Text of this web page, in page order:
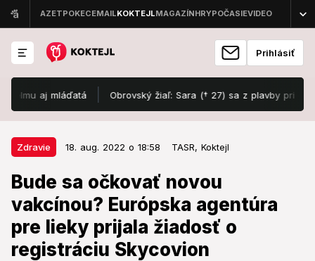
Prihlásiť
aj mláďatá Obrovský žiaľ: Sara († 27) sa z plavby pri známej
Zdravie 18. aug. 2022 o 18:58 TASR, Koktejl
Bude sa očkovať novou
vakcínou? Európska agentúra
pre lieky prijala žiadosť o
registráciu Skycovion
Zdravie 18. aug. 2022 o 18:58
Bude sa očkovať novou vakcínou?
Európska agentúra pre lieky
prijala žiadosť o registráciu
Skycovion